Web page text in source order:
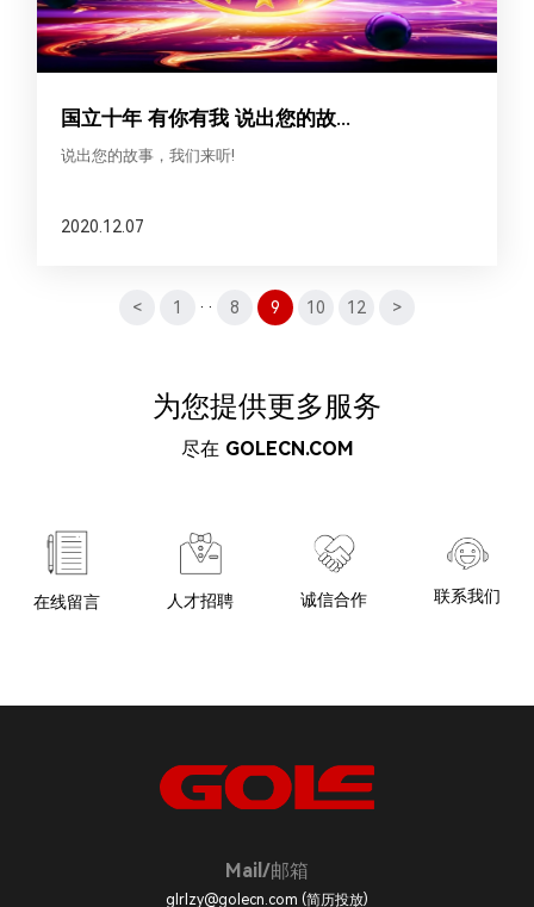
国立十年 有你有我 说出您的故...
说出您的故事，我们来听!
2020.12.07
< 1 ·· 8 9 10 12 >
为您提供更多服务
尽在 GOLECN.COM
在线留言 人才招聘 诚信合作 联系我们
Mail/邮箱
glrlzy@golecn.com (简历投放)